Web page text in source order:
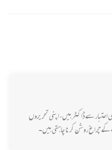
اعتبار سے ڈاکٹر ہیں. اپنی تحریروں
چراغ روشن کرنا چاہتی ہیں۔